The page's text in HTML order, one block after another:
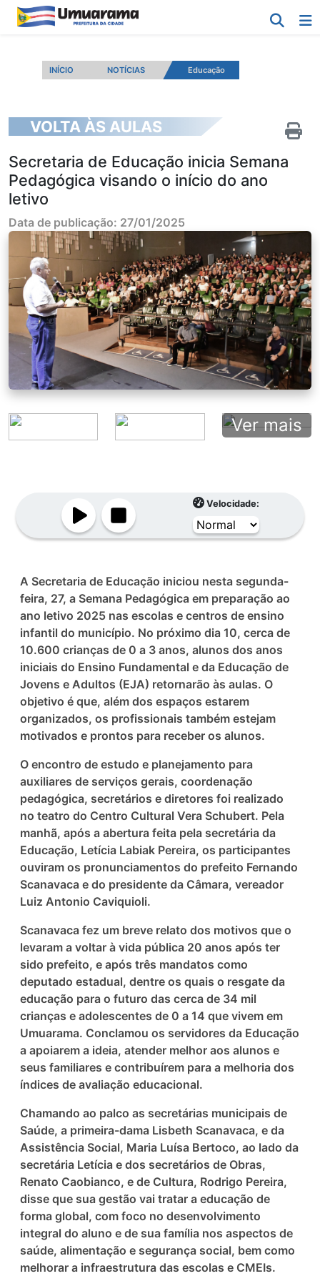
INÍCIO NOTÍCIAS Educação
VOLTA ÀS AULAS
Secretaria de Educação inicia Semana
Pedagógica visando o início do ano
letivo
Data de publicação: 27/01/2025
Ver mais
Velocidade:
A Secretaria de Educação iniciou nesta segunda-
feira, 27, a Semana Pedagógica em preparação ao
ano letivo 2025 nas escolas e centros de ensino
infantil do município. No próximo dia 10, cerca de
10.600 crianças de 0 a 3 anos, alunos dos anos
iniciais do Ensino Fundamental e da Educação de
Jovens e Adultos (EJA) retornarão às aulas. O
objetivo é que, além dos espaços estarem
organizados, os profissionais também estejam
motivados e prontos para receber os alunos.
O encontro de estudo e planejamento para
auxiliares de serviços gerais, coordenação
pedagógica, secretários e diretores foi realizado
no teatro do Centro Cultural Vera Schubert. Pela
manhã, após a abertura feita pela secretária da
Educação, Letícia Labiak Pereira, os participantes
ouviram os pronunciamentos do prefeito Fernando
Scanavaca e do presidente da Câmara, vereador
Luiz Antonio Caviquioli.
Scanavaca fez um breve relato dos motivos que o
levaram a voltar à vida pública 20 anos após ter
sido prefeito, e após três mandatos como
deputado estadual, dentre os quais o resgate da
educação para o futuro das cerca de 34 mil
crianças e adolescentes de 0 a 14 que vivem em
Umuarama. Conclamou os servidores da Educação
a apoiarem a ideia, atender melhor aos alunos e
seus familiares e contribuírem para a melhoria dos
índices de avaliação educacional.
Chamando ao palco as secretárias municipais de
Saúde, a primeira-dama Lisbeth Scanavaca, e da
Assistência Social, Maria Luísa Bertoco, ao lado da
secretária Letícia e dos secretários de Obras,
Renato Caobianco, e de Cultura, Rodrigo Pereira,
disse que sua gestão vai tratar a educação de
forma global, com foco no desenvolvimento
integral do aluno e de sua família nos aspectos de
saúde, alimentação e segurança social, bem como
melhorar a infraestrutura das escolas e CMEIs.